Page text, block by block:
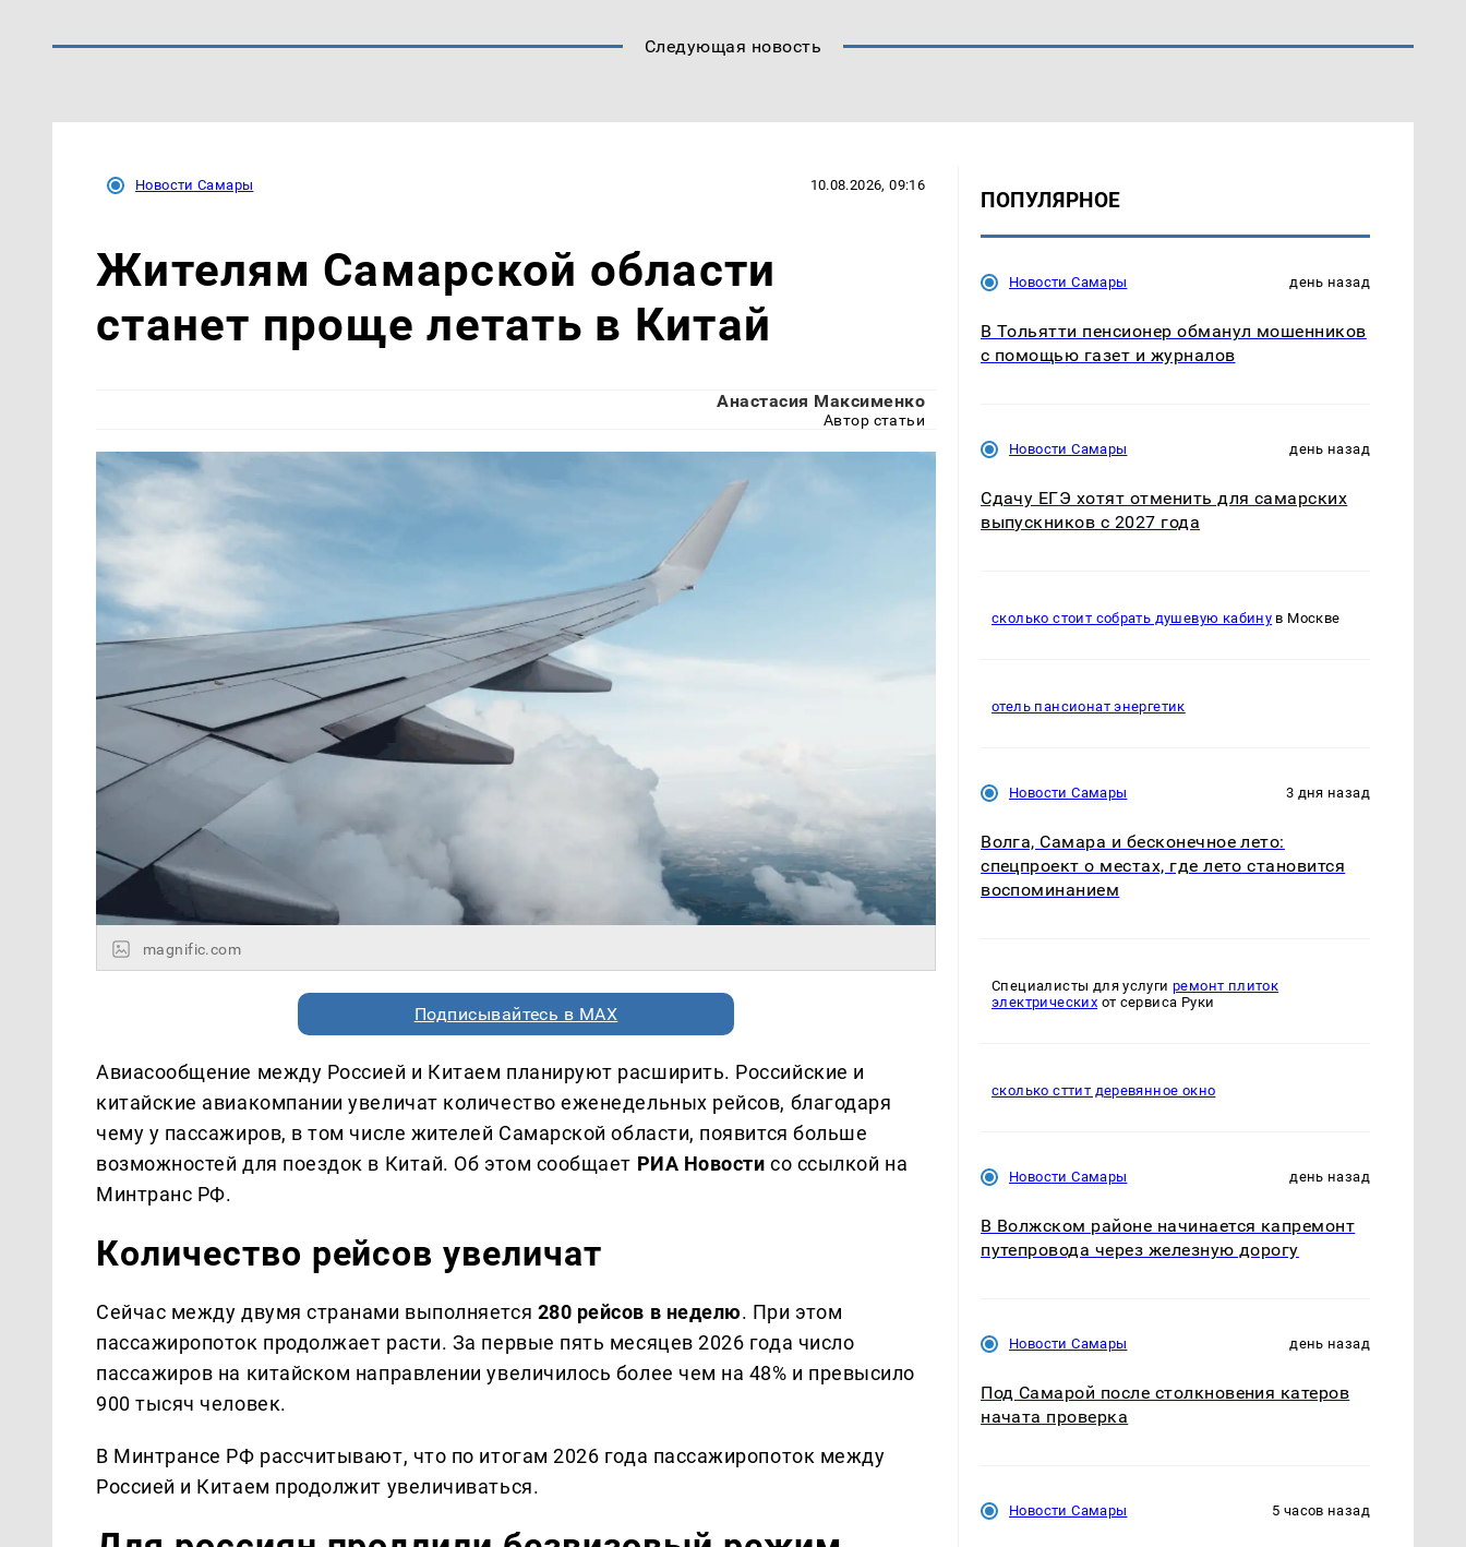
Следующая новость
Новости Самары 10.08.2026, 09:16
Жителям Самарской области
станет проще летать в Китай
Анастасия Максименко
Автор статьи
magnific.com
Подписывайтесь в MAX
Авиасообщение между Россией и Китаем планируют расширить. Российские и
китайские авиакомпании увеличат количество еженедельных рейсов, благодаря
чему у пассажиров, в том числе жителей Самарской области, появится больше
возможностей для поездок в Китай. Об этом сообщает РИА Новости со ссылкой на
Минтранс РФ.
Количество рейсов увеличат
Сейчас между двумя странами выполняется 280 рейсов в неделю. При этом
пассажиропоток продолжает расти. За первые пять месяцев 2026 года число
пассажиров на китайском направлении увеличилось более чем на 48% и превысило
900 тысяч человек.
В Минтрансе РФ рассчитывают, что по итогам 2026 года пассажиропоток между
Россией и Китаем продолжит увеличиваться.
ПОПУЛЯРНОЕ
Новости Самары день назад
В Тольятти пенсионер обманул мошенников
с помощью газет и журналов
Новости Самары день назад
Сдачу ЕГЭ хотят отменить для самарских
выпускников с 2027 года
сколько стоит собрать душевую кабину в Москве
отель пансионат энергетик
Новости Самары 3 дня назад
Волга, Самара и бесконечное лето:
спецпроект о местах, где лето становится
воспоминанием
Специалисты для услугиремонт плиток
электрических от сервиса Руки
сколько сттит деревянное окно
Новости Самары день назад
В Волжском районе начинается капремонт
путепровода через железную дорогу
Новости Самары день назад
Под Самарой после столкновения катеров
начата проверка
Новости Самары 5 часов назад